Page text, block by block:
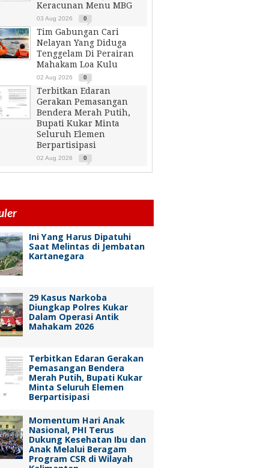
Keracunan Menu MBG
03 Aug 2026 0
Tim Gabungan Cari
Nelayan Yang Diduga
Tenggelam Di Perairan
Mahakam Loa Kulu
02 Aug 2026 0
Terbitkan Edaran
Gerakan Pemasangan
Bendera Merah Putih,
Bupati Kukar Minta
Seluruh Elemen
Berpartisipasi
02 Aug 2026 0
Ini Yang Harus Dipatuhi
Saat Melintas di Jembatan
Kartanegara
29 Kasus Narkoba
Diungkap Polres Kukar
Dalam Operasi Antik
Mahakam 2026
Terbitkan Edaran Gerakan
Pemasangan Bendera
Merah Putih, Bupati Kukar
Minta Seluruh Elemen
Berpartisipasi
Momentum Hari Anak
Nasional, PHI Terus
Dukung Kesehatan Ibu dan
Anak Melalui Beragam
Program CSR di Wilayah